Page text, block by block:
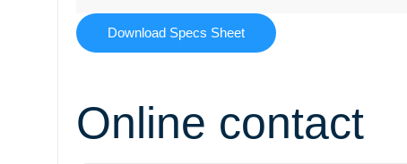
Download Specs Sheet
Online contact